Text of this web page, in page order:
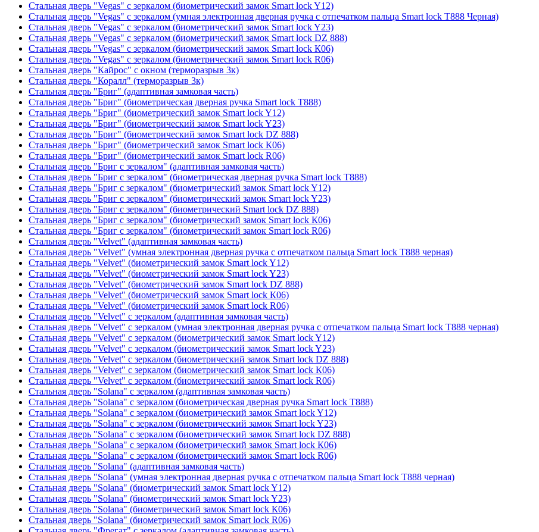
Стальная дверь "Vegas" с зеркалом (биометрический замок Smart lock Y12)
Стальная дверь "Vegas" с зеркалом (умная электронная дверная ручка с отпечатком пальца Smart lock T888 Черная)
Стальная дверь "Vegas" с зеркалом (биометрический замок Smart lock Y23)
Стальная дверь "Vegas" с зеркалом (биометрический замок Smart lock DZ 888)
Стальная дверь "Vegas" с зеркалом (биометрический замок Smart lock К06)
Стальная дверь "Vegas" с зеркалом (биометрический замок Smart lock R06)
Стальная дверь "Кайрос" с окном (терморазрыв 3к)
Стальная дверь "Коралл" (терморазрыв 3к)
Стальная дверь "Бриг" (адаптивная замковая часть)
Стальная дверь "Бриг" (биометрическая дверная ручка Smart lock T888)
Стальная дверь "Бриг" (биометрический замок Smart lock Y12)
Стальная дверь "Бриг" (биометрический замок Smart lock Y23)
Стальная дверь "Бриг" (биометрический замок Smart lock DZ 888)
Стальная дверь "Бриг" (биометрический замок Smart lock К06)
Стальная дверь "Бриг" (биометрический замок Smart lock R06)
Стальная дверь "Бриг с зеркалом" (адаптивная замковая часть)
Стальная дверь "Бриг с зеркалом" (биометрическая дверная ручка Smart lock T888)
Стальная дверь "Бриг с зеркалом" (биометрический замок Smart lock Y12)
Стальная дверь "Бриг с зеркалом" (биометрический замок Smart lock Y23)
Стальная дверь "Бриг с зеркалом" (биометрический Smart lock DZ 888)
Стальная дверь "Бриг с зеркалом" (биометрический замок Smart lock К06)
Стальная дверь "Бриг с зеркалом" (биометрический замок Smart lock R06)
Стальная дверь "Velvet" (адаптивная замковая часть)
Стальная дверь "Velvet" (умная электронная дверная ручка с отпечатком пальца Smart lock T888 черная)
Стальная дверь "Velvet" (биометрический замок Smart lock Y12)
Стальная дверь "Velvet" (биометрический замок Smart lock Y23)
Стальная дверь "Velvet" (биометрический замок Smart lock DZ 888)
Стальная дверь "Velvet" (биометрический замок Smart lock К06)
Стальная дверь "Velvet" (биометрический замок Smart lock R06)
Стальная дверь "Velvet" с зеркалом (адаптивная замковая часть)
Стальная дверь "Velvet" с зеркалом (умная электронная дверная ручка с отпечатком пальца Smart lock T888 черная)
Стальная дверь "Velvet" с зеркалом (биометрический замок Smart lock Y12)
Стальная дверь "Velvet" с зеркалом (биометрический замок Smart lock Y23)
Стальная дверь "Velvet" с зеркалом (биометрический замок Smart lock DZ 888)
Стальная дверь "Velvet" с зеркалом (биометрический замок Smart lock К06)
Стальная дверь "Velvet" с зеркалом (биометрический замок Smart lock R06)
Стальная дверь "Solana" с зеркалом (адаптивная замковая часть)
Стальная дверь "Solana" с зеркалом (биометрическая дверная ручка Smart lock T888)
Стальная дверь "Solana" с зеркалом (биометрический замок Smart lock Y12)
Стальная дверь "Solana" с зеркалом (биометрический замок Smart lock Y23)
Стальная дверь "Solana" с зеркалом (биометрический замок Smart lock DZ 888)
Стальная дверь "Solana" с зеркалом (биометрический замок Smart lock К06)
Стальная дверь "Solana" с зеркалом (биометрический замок Smart lock R06)
Стальная дверь "Solana" (адаптивная замковая часть)
Стальная дверь "Solana" (умная электронная дверная ручка с отпечатком пальца Smart lock T888 черная)
Стальная дверь "Solana" (биометрический замок Smart lock Y12)
Стальная дверь "Solana" (биометрический замок Smart lock Y23)
Стальная дверь "Solana" (биометрический замок Smart lock К06)
Стальная дверь "Solana" (биометрический замок Smart lock R06)